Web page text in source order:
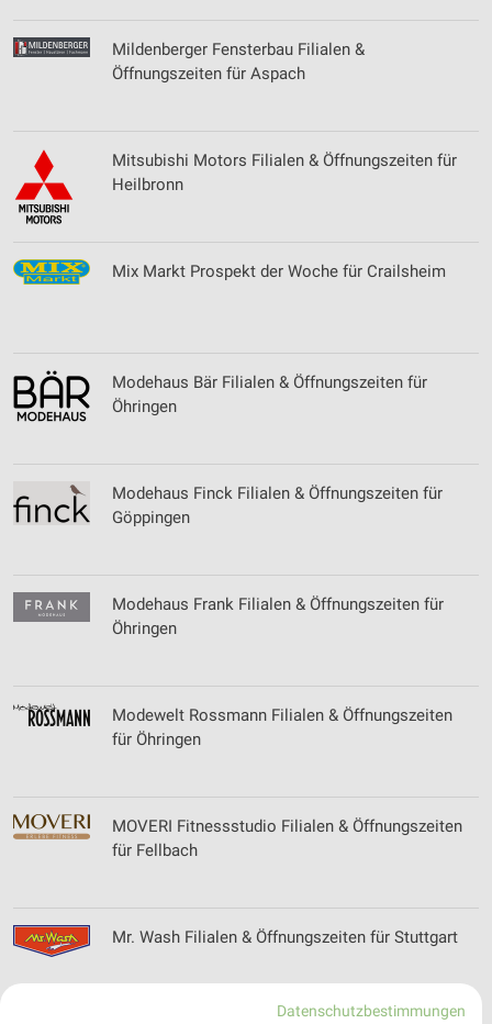
Mildenberger Fensterbau Filialen &
Öffnungszeiten für Aspach
Mitsubishi Motors Filialen & Öffnungszeiten für
Heilbronn
Mix Markt Prospekt der Woche für Crailsheim
Modehaus Bär Filialen & Öffnungszeiten für
Öhringen
Modehaus Finck Filialen & Öffnungszeiten für
Göppingen
Modehaus Frank Filialen & Öffnungszeiten für
Öhringen
Modewelt Rossmann Filialen & Öffnungszeiten
für Öhringen
MOVERI Fitnessstudio Filialen & Öffnungszeiten
für Fellbach
Mr. Wash Filialen & Öffnungszeiten für Stuttgart
Datenschutzbestimmungen